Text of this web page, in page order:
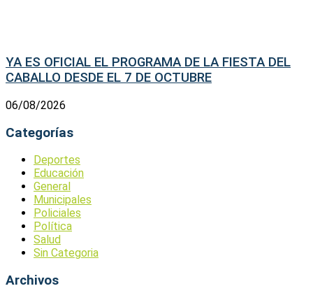
YA ES OFICIAL EL PROGRAMA DE LA FIESTA DEL
CABALLO DESDE EL 7 DE OCTUBRE
06/08/2026
Categorías
Deportes
Educación
General
Municipales
Policiales
Política
Salud
Sin Categoria
Archivos